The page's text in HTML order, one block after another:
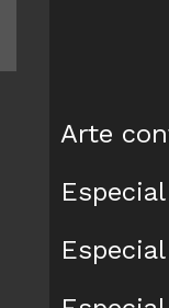
Arte